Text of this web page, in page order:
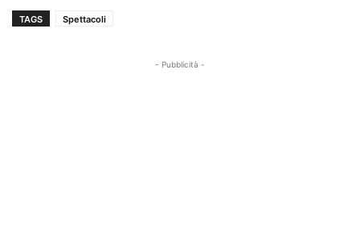
TAGS Spettacoli
- Pubblicità -